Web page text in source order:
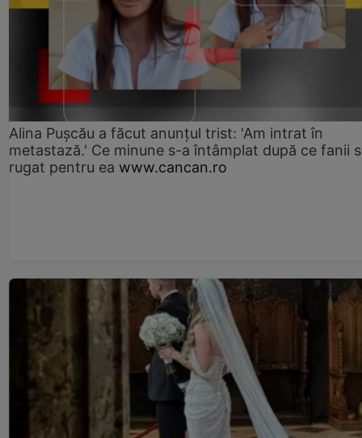
Alina Pușcău a făcut anunțul trist: 'Am intrat în
metastază.' Ce minune s-a întâmplat după ce fanii
rugat pentru ea www.cancan.ro